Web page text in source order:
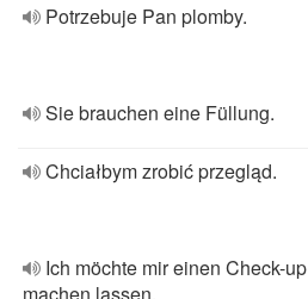
Potrzebuje Pan plomby.
Sie brauchen eine Füllung.
Chciałbym zrobić przegląd.
Ich möchte mir einen Check-up